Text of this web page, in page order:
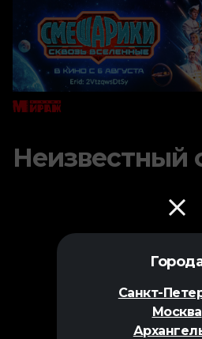
Санкт-
Москва
Неизвестный